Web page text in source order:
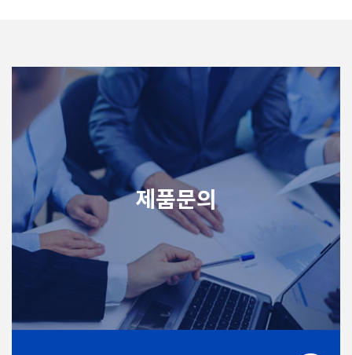
제품문의